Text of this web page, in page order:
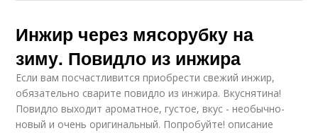
Инжир через мясорубку на
зиму. Повидло из инжира
Если вам посчастливится приобрести свежий инжир,
обязательно сварите повидло из инжира. Вкуснятина!
Повидло выходит ароматное, густое, вкус - необычно-
новый и очень оригинальный. Попробуйте! описание